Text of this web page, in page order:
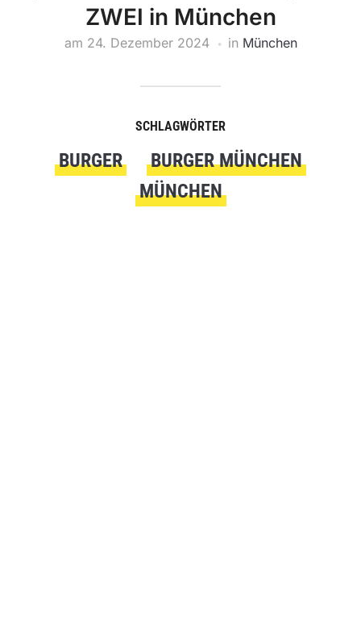
ZWEI in München
am 24. Dezember 2024 in München
SCHLAGWÖRTER
BURGER
BURGER MÜNCHEN
MÜNCHEN